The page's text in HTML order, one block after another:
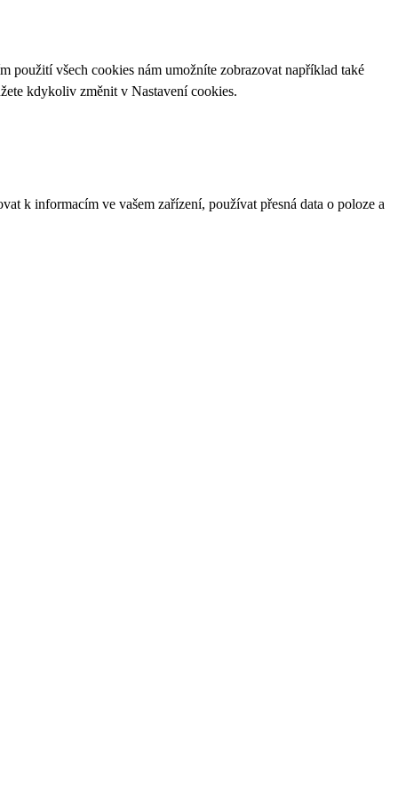
použití všech cookies nám umožníte zobrazovat například také
kdykoliv změnit v Nastavení cookies.
k informacím ve vašem zařízení, používat přesná data o poloze a